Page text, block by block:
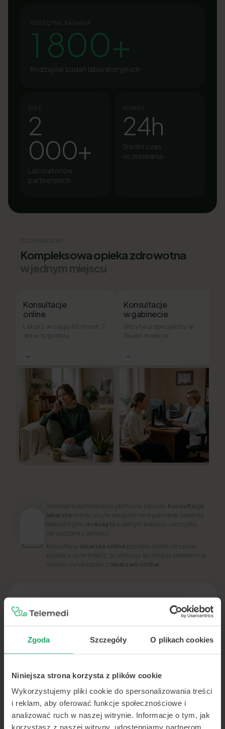
Zgoda Szczegóły O plikach cookies
Niniejsza strona korzysta z plików cookie
Wykorzystujemy pliki cookie do spersonalizowania treści
i reklam, aby oferować funkcje społecznościowe i
analizować ruch w naszej witrynie. Informacje o tym, jak
korzystasz z naszej witryny, udostępniamy partnerom
DOSTĘPNE BADANIA
1 800+
Rodzajów badań laboratoryjnych
SIEĆ
2
000+
Laboratoriów
partnerskich
WYNIKI
24h
Średni czas
oczekiwania
CO OFERUJEMY
Kompleksowa opieka zdrowotna
w jednym miejscu
Konsultacje
online
Lekarz w ciągu 60 minut, 7
dni w tygodniu
→
Konsultacje
w gabinecie
Wizyta u specjalisty w
Twoim mieście
→
Telemedi to kompleksowa platforma zdrowia. Konsultacja
lekarskaonline, wizyta stacjonarna w gabinecie, badania
laboratoryjne i e recepty w jednym miejscu — wszystko
zarządzane z aplikacji.
Konsultacja lekarska online pozwala szybko otrzymać
poradę w razie infekcji, przedłużyć leczenie przewlekłe lub
omówić wyniki badań z lekarzem online